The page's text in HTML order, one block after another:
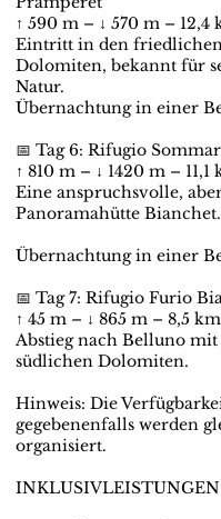
↑ 590 m – ↓ 570 m – 12,4
Eintritt in den
Dolomiten, bekannt für
Natur.
Übernachtung in einer
📅 Tag 6: Rifugio
↑ 810 m – ↓ 1420 m – 11,1
Eine anspruchsvolle,
Panoramahütte Bianchet.
Übernachtung in einer
📅 Tag 7: Rifugio Furio
↑ 45 m – ↓ 865 m – 8,5
Abstieg nach Belluno
südlichen Dolomiten.
Hinweis: Die
gegebenenfalls werden
organisiert.
INKLUSIVLEISTUNGEN